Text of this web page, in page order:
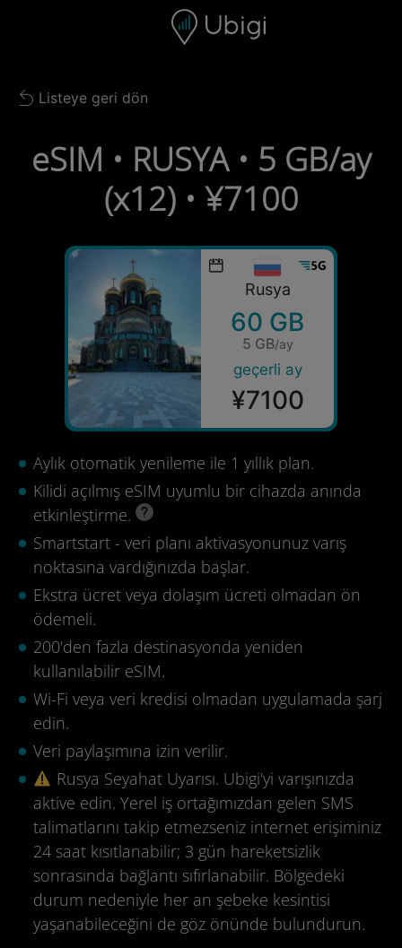
Gezinme çubuğu Alt bilgi
Back to list
Listeye geri dön
eSIM • RUSYA • 5 GB/ay
(x12) • ¥7100
Rusya
60 GB
5 GB/ay
geçerli ay
¥7100
Aylık otomatik yenileme ile 1 yıllık plan.
Kilidi açılmış eSIM uyumlu bir cihazda anında
etkinleştirme.
Smartstart - veri planı aktivasyonunuz varış
noktasına vardığınızda başlar.
Ekstra ücret veya dolaşım ücreti olmadan ön
ödemeli.
200'den fazla destinasyonda yeniden
kullanılabilir eSIM.
Wi-Fi veya veri kredisi olmadan uygulamada şarj
edin.
Veri paylaşımına izin verilir.
Rusya Seyahat Uyarısı. Ubigi'yi varışınızda
aktive edin. Yerel iş ortağımızdan gelen SMS
talimatlarını takip etmezseniz internet erişiminiz
24 saat kısıtlanabilir; 3 gün hareketsizlik
sonrasında bağlantı sıfırlanabilir. Bölgedeki
durum nedeniyle her an şebeke kesintisi
yaşanabileceğini de göz önünde bulundurun.